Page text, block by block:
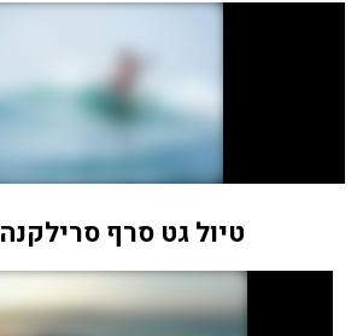
טיול גט סרף סרילקנה 2016